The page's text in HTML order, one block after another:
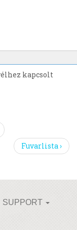
kapcsolt
Fuvarlista ›
SUPPORT